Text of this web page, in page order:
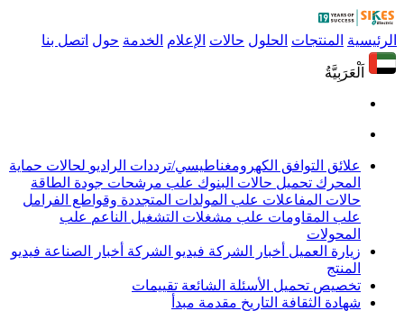
الرئيسية المنتجات الحلول حالات الإعلام الخدمة حول اتصل بنا
اَلْعَرَبِيَّةُ
علائق التوافق الكهرومغناطيسي/ترددات الراديو لحالات حماية
المحرك تحميل حالات البنوك علب مرشحات جودة الطاقة
حالات المفاعلات علب المولدات المتجددة وقواطع الفرامل
علب المقاومات علب مشغلات التشغيل الناعم علب
المحولات
زيارة العميل أخبار الشركة فيديو الشركة أخبار الصناعة فيديو
المنتج
تخصيص تحميل الأسئلة الشائعة تقييمات
شهادة الثقافة التاريخ مقدمة مبدأ